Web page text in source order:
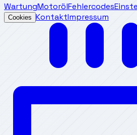
WartungMotorölFehlercodes
Cookies KontaktImpressum